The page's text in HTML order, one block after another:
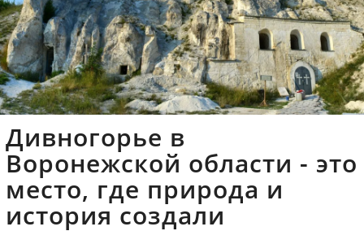
Дивногорье в
Воронежской области - это
место, где природа и
история создали